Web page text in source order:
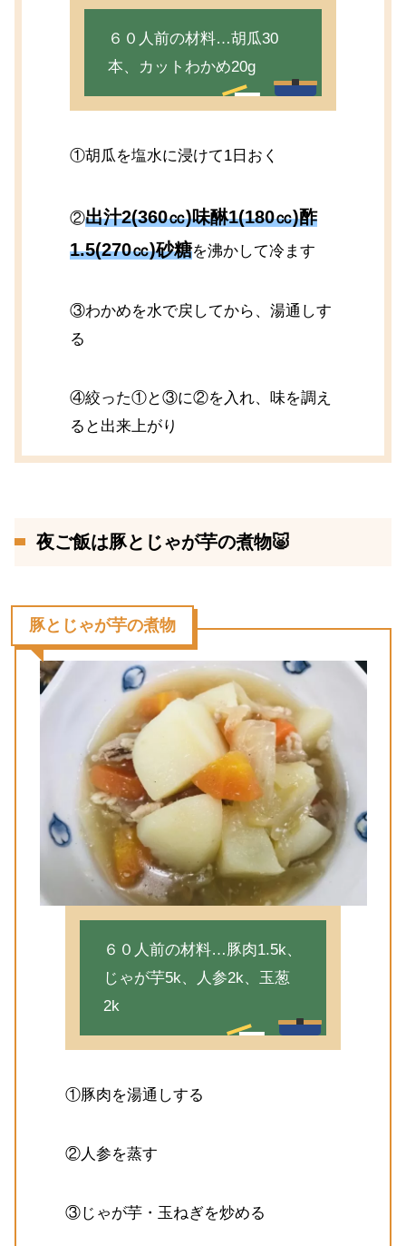
６０人前の材料…胡瓜30
本、カットわかめ20g
①胡瓜を塩水に浸けて1日おく
②出汁2(360㏄)味醂1(180㏄)酢
1.5(270㏄)砂糖を沸かして冷ます
③わかめを水で戻してから、湯通しす
る
④絞った①と③に②を入れ、味を調え
ると出来上がり
夜ご飯は豚とじゃが芋の煮物🐷
豚とじゃが芋の煮物
６０人前の材料…豚肉1.5k、
じゃが芋5k、人参2k、玉葱
2k
①豚肉を湯通しする
②人参を蒸す
③じゃが芋・玉ねぎを炒める